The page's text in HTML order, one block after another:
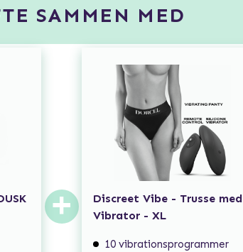
SAMMEN MED
+
Discreet Vibe - Trusse med
Vibrator - XL
10 vibrationsprogrammer